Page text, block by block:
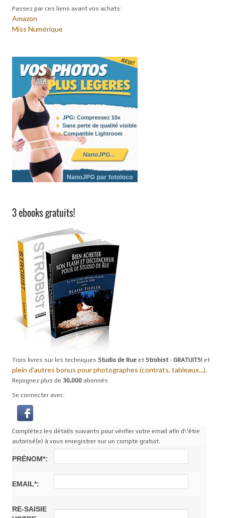
Passez par ces liens avant vos achats:
Amazon
Miss Numérique
3 ebooks gratuits!
Trois livres sur les techniques Studio de Rue et Strobist- GRATUITS! et
plein d'autres bonus pour photographes (contrats, tableaux...).
Rejoignez plus de 30,000 abonnés
Se connecter avec:
Complétez les détails suivants pour vérifier votre email afin d\'être
autorisé(e) à vous enregistrer sur un compte gratuit.
PRÉNOM*:
EMAIL*:
RE-SAISIE